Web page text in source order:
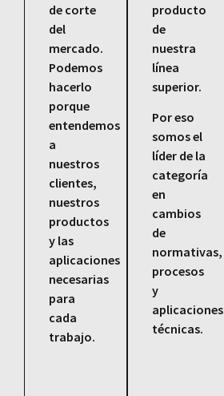
de corte
del
mercado.
Podemos
hacerlo
porque
entendemos
a
nuestros
clientes,
nuestros
productos
y las
aplicaciones
necesarias
para
cada
trabajo.
producto
de
nuestra
línea
superior.
Por eso
somos el
líder de la
categoría
en
cambios
de
normativas,
procesos
y
aplicaciones
técnicas.